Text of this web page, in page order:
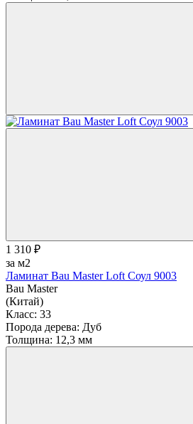
1 310 ₽
за м2
Ламинат Bau Master Loft Соул 9003
Bau Master
(Китай)
Класс: 33
Порода дерева: Дуб
Толщина: 12,3 мм